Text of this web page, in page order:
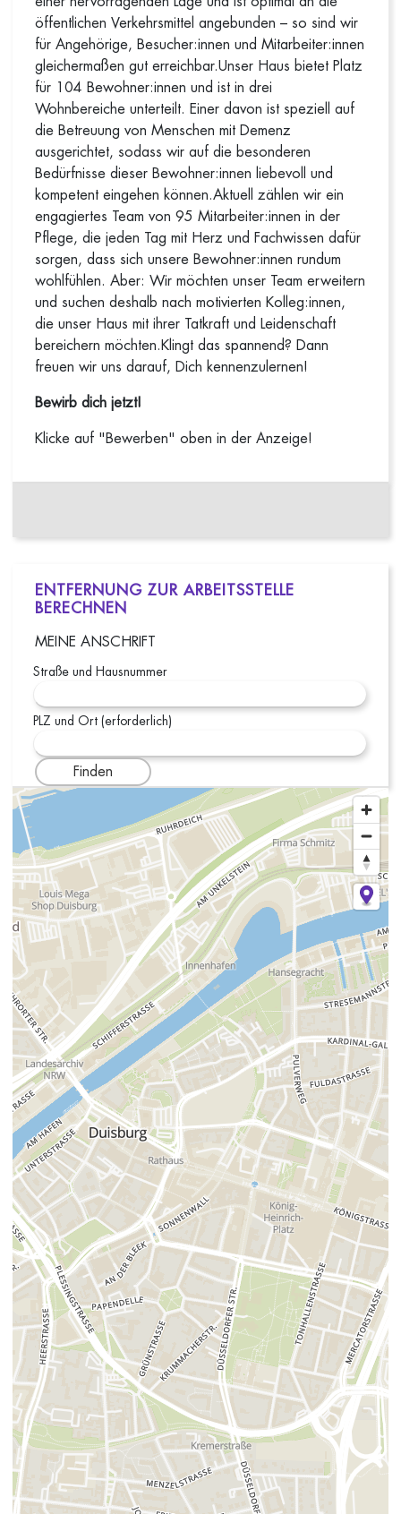
öffentlichen Verkehrsmittel angebunden – so sind wir
für Angehörige, Besucher:innen und Mitarbeiter:innen
gleichermaßen gut erreichbar.Unser Haus bietet Platz
für 104 Bewohner:innen und ist in drei
Wohnbereiche unterteilt. Einer davon ist speziell auf
die Betreuung von Menschen mit Demenz
ausgerichtet, sodass wir auf die besonderen
Bedürfnisse dieser Bewohner:innen liebevoll und
kompetent eingehen können.Aktuell zählen wir ein
engagiertes Team von 95 Mitarbeiter:innen in der
Pflege, die jeden Tag mit Herz und Fachwissen dafür
sorgen, dass sich unsere Bewohner:innen rundum
wohlfühlen. Aber: Wir möchten unser Team erweitern
und suchen deshalb nach motivierten Kolleg:innen,
die unser Haus mit ihrer Tatkraft und Leidenschaft
bereichern möchten.Klingt das spannend? Dann
freuen wir uns darauf, Dich kennenzulernen!
Bewirb dich jetzt!
Klicke auf "Bewerben" oben in der Anzeige!
ENTFERNUNG ZUR ARBEITSSTELLE
BERECHNEN
MEINE ANSCHRIFT
Straße und Hausnummer
PLZ und Ort (erforderlich)
Finden